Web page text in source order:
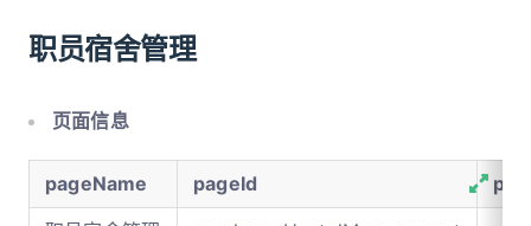
职员宿舍管理
页面信息
pageName pageId